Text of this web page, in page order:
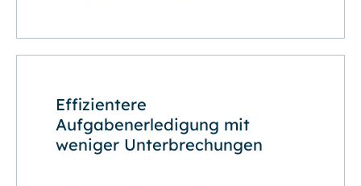
Effizientere
Aufgabenerledigung mit
weniger Unterbrechungen